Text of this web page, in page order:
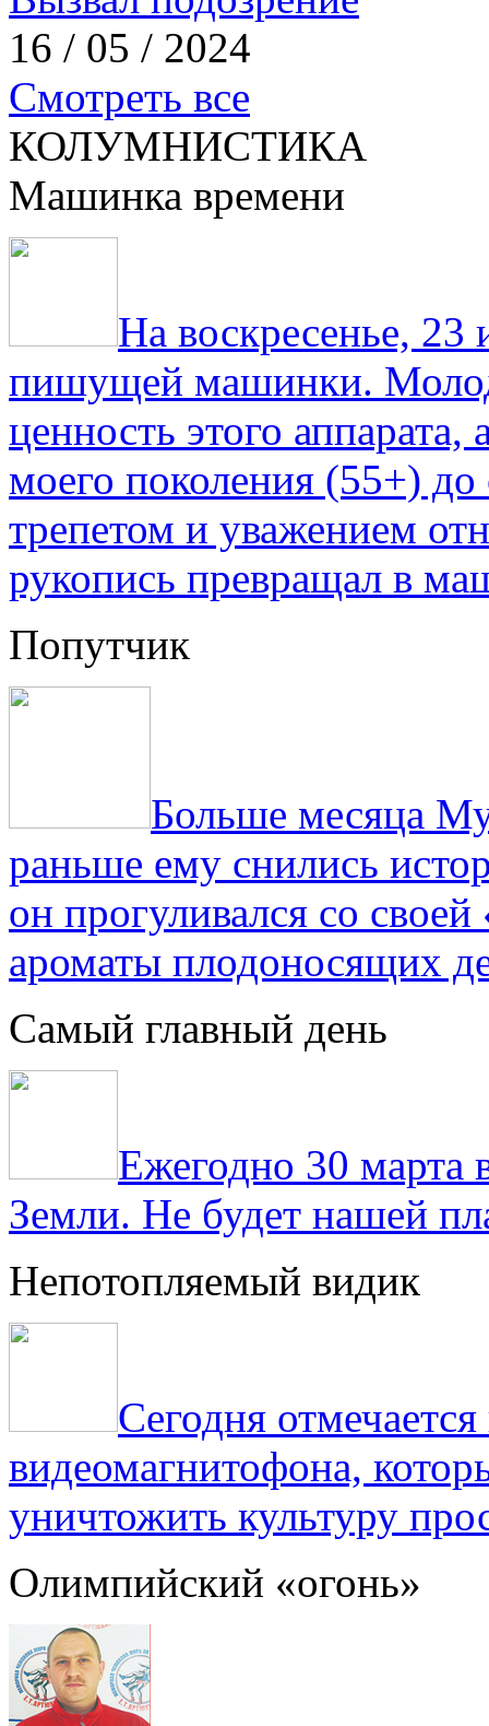
16 / 05 / 2024
Смотреть все
КОЛУМНИСТИКА
Машинка времени
На воскресенье,
пишущей машинки.
ценность этого
моего поколения (55+) до
трепетом и уважением
рукопись превращал в
Попутчик
Больше месяца
раньше ему снились
он прогуливался со
ароматы плодоносящих
Самый главный день
Ежегодно 30 марта
Земли. Не будет нашей
Непотопляемый видик
Сегодня
видеомагнитофона,
уничтожить культуру
Олимпийский «огонь»